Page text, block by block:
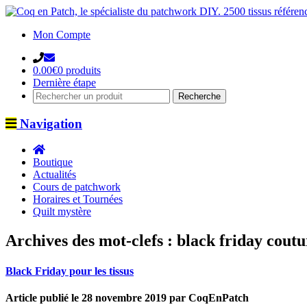
Mon Compte
0.00€0 produits
Dernière étape
Navigation
Boutique
Actualités
Cours de patchwork
Horaires et Tournées
Quilt mystère
Archives des mot-clefs : black friday
Black Friday pour les tissus
Article publié le 28 novembre 2019 par CoqEnPatch